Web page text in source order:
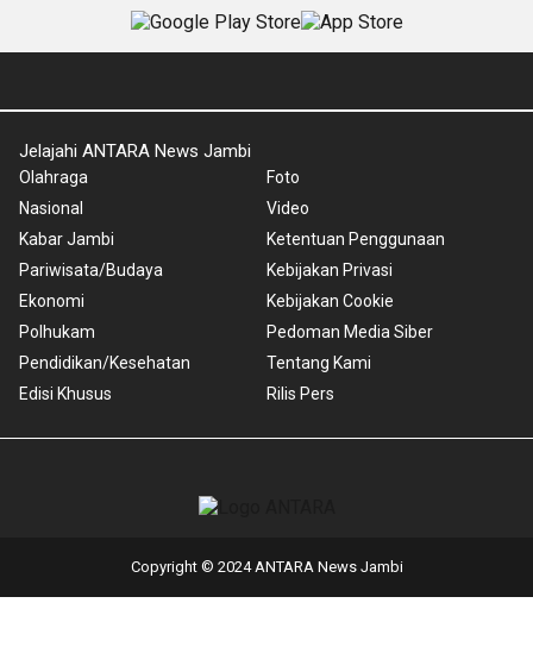
Jelajahi ANTARA News Jambi
Olahraga
Nasional
Kabar Jambi
Pariwisata/Budaya
Ekonomi
Polhukam
Pendidikan/Kesehatan
Edisi Khusus
Foto
Video
Ketentuan Penggunaan
Kebijakan Privasi
Kebijakan Cookie
Pedoman Media Siber
Tentang Kami
Rilis Pers
Copyright © 2024 ANTARA News Jambi